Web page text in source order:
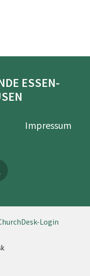
ESSEN-
Impressum
Login